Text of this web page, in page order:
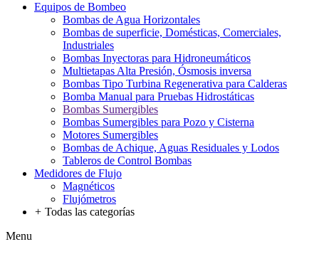
Equipos de Bombeo
Bombas de Agua Horizontales
Bombas de superficie, Domésticas, Comerciales,
Industriales
Bombas Inyectoras para Hidroneumáticos
Multietapas Alta Presión, Ósmosis inversa
Bombas Tipo Turbina Regenerativa para Calderas
Bomba Manual para Pruebas Hidrostáticas
Bombas Sumergibles
Bombas Sumergibles para Pozo y Cisterna
Motores Sumergibles
Bombas de Achique, Aguas Residuales y Lodos
Tableros de Control Bombas
Medidores de Flujo
Magnéticos
Flujómetros
+ Todas las categorías
Menu